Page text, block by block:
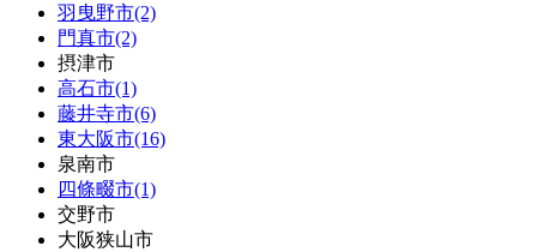
羽曳野市(2)
門真市(2)
摂津市
高石市(1)
藤井寺市(6)
東大阪市(16)
泉南市
四條畷市(1)
交野市
大阪狭山市